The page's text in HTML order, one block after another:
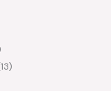
13